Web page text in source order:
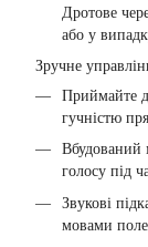
Дротове
або у
Зручне
Приймайте
гучністю
Вбудований
голосу під
Звукові
мовами